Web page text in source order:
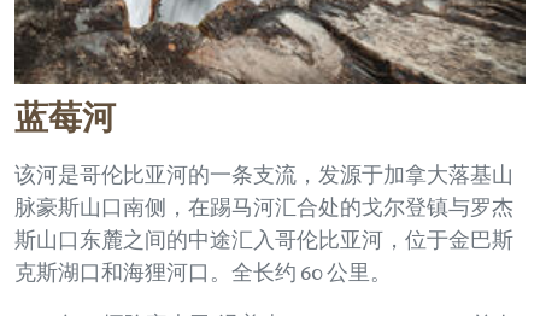
蓝莓河
该河是哥伦比亚河的一条支流，发源于加拿大落基山
脉豪斯山口南侧，在踢马河汇合处的戈尔登镇与罗杰
斯山口东麓之间的中途汇入哥伦比亚河，位于金巴斯
克斯湖口和海狸河口。全长约 60 公里。